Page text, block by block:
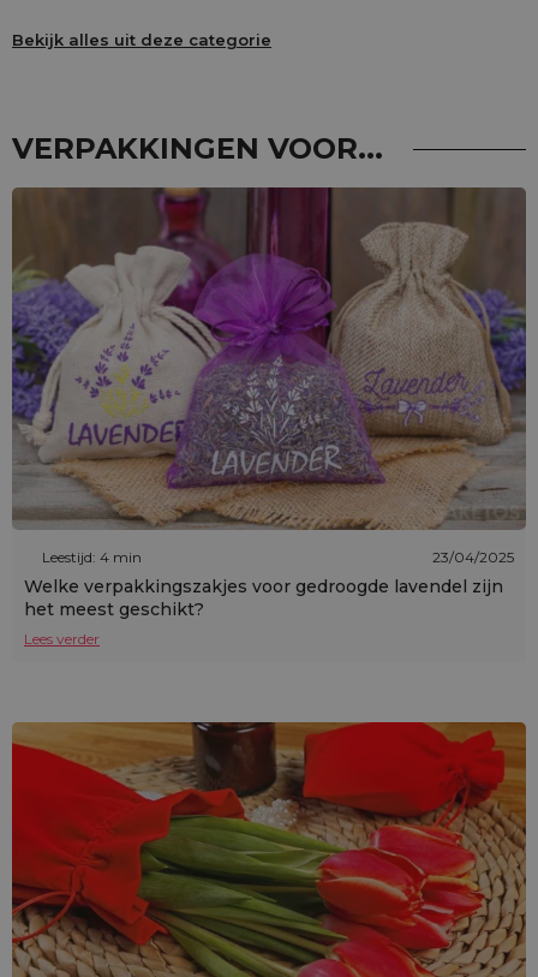
Bekijk alles uit deze categorie
VERPAKKINGEN VOOR...
Leestijd: 4 min 23/04/2025
Welke verpakkingszakjes voor gedroogde lavendel zijn
het meest geschikt?
Lees verder